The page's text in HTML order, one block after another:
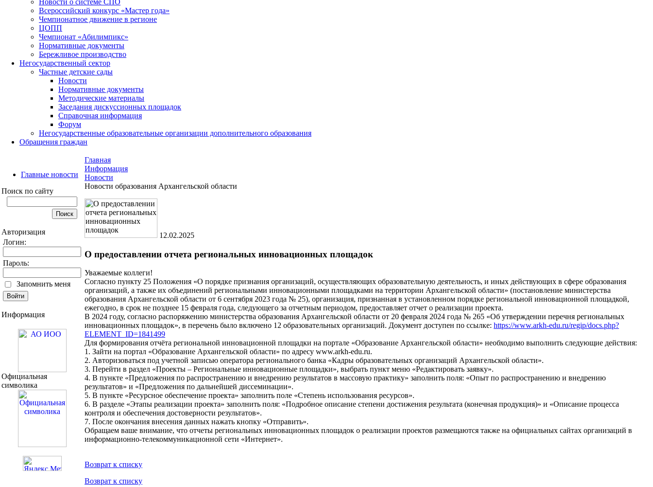
Всероссийский конкурс «Мастер года»
Чемпионатное движение в регионе
ЦОПП
Чемпионат «Абилимпикс»
Нормативные документы
Бережливое производство
Негосударственный сектор
Частные детские сады
Новости
Нормативные документы
Методические материалы
Заседания дискуссионных площадок
Справочная информация
Форум
Негосударственные образовательные организации дополнительного образования
Обращения граждан
Главные новости
Поиск по сайту
Авторизация
Логин:
Пароль:
Запомнить меня
Информация
Официальная
символика
Главная
Информация
Новости
Новости образования Архангельской области
12.02.2025
О предоставлении отчета региональных инновационных площадок
Уважаемые коллеги!
Согласно пункту 25 Положения «О порядке признания организаций, осуществляющих образовательную деятельность, и иных действующих в сфере образования
организаций, а также их объединений региональными инновационными площадками на территории Архангельской области» (постановление министерства
образования Архангельской области от 6 сентября 2023 года № 25), организация, признанная в установленном порядке региональной инновационной площадкой,
ежегодно, в срок не позднее 15 февраля года, следующего за отчетным периодом, предоставляет отчет о реализации проекта.
В 2024 году, согласно распоряжению министерства образования Архангельской области от 20 февраля 2024 года № 265 «Об утверждении перечня региональных
инновационных площадок», в перечень было включено 12 образовательных организаций. Документ доступен по ссылке: https://www.arkh-edu.ru/regip/docs.php?
ELEMENT_ID=1841499
Для формирования отчёта региональной инновационной площадки на портале «Образование Архангельской области» необходимо выполнить следующие действия:
1. Зайти на портал «Образование Архангельской области» по адресу www.arkh-edu.ru.
2. Авторизоваться под учетной записью оператора регионального банка «Кадры образовательных организаций Архангельской области».
3. Перейти в раздел «Проекты – Региональные инновационные площадки», выбрать пункт меню «Редактировать заявку».
4. В пункте «Предложения по распространению и внедрению результатов в массовую практику» заполнить поля: «Опыт по распространению и внедрению
результатов» и «Предложения по дальнейшей диссеминации».
5. В пункте «Ресурсное обеспечение проекта» заполнить поле «Степень использования ресурсов».
6. В разделе «Этапы реализации проекта» заполнить поля: «Подробное описание степени достижения результата (конечная продукция)» и «Описание процесса
контроля и обеспечения достоверности результатов».
7. После окончания внесения данных нажать кнопку «Отправить».
Обращаем ваше внимание, что отчеты региональных инновационных площадок о реализации проектов размещаются также на официальных сайтах организаций в
информационно-телекоммуникационной сети «Интернет».
Возврат к списку
Возврат к списку